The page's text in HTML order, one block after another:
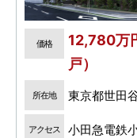
価格
12,780万
戸）
所在地 東京都世田
アクセス 小田急電鉄